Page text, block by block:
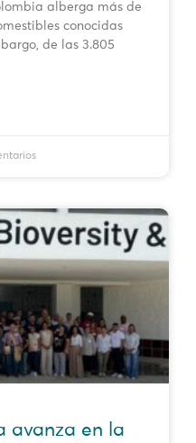
alberga más de
conocidas
de las 3.805
avanza en la